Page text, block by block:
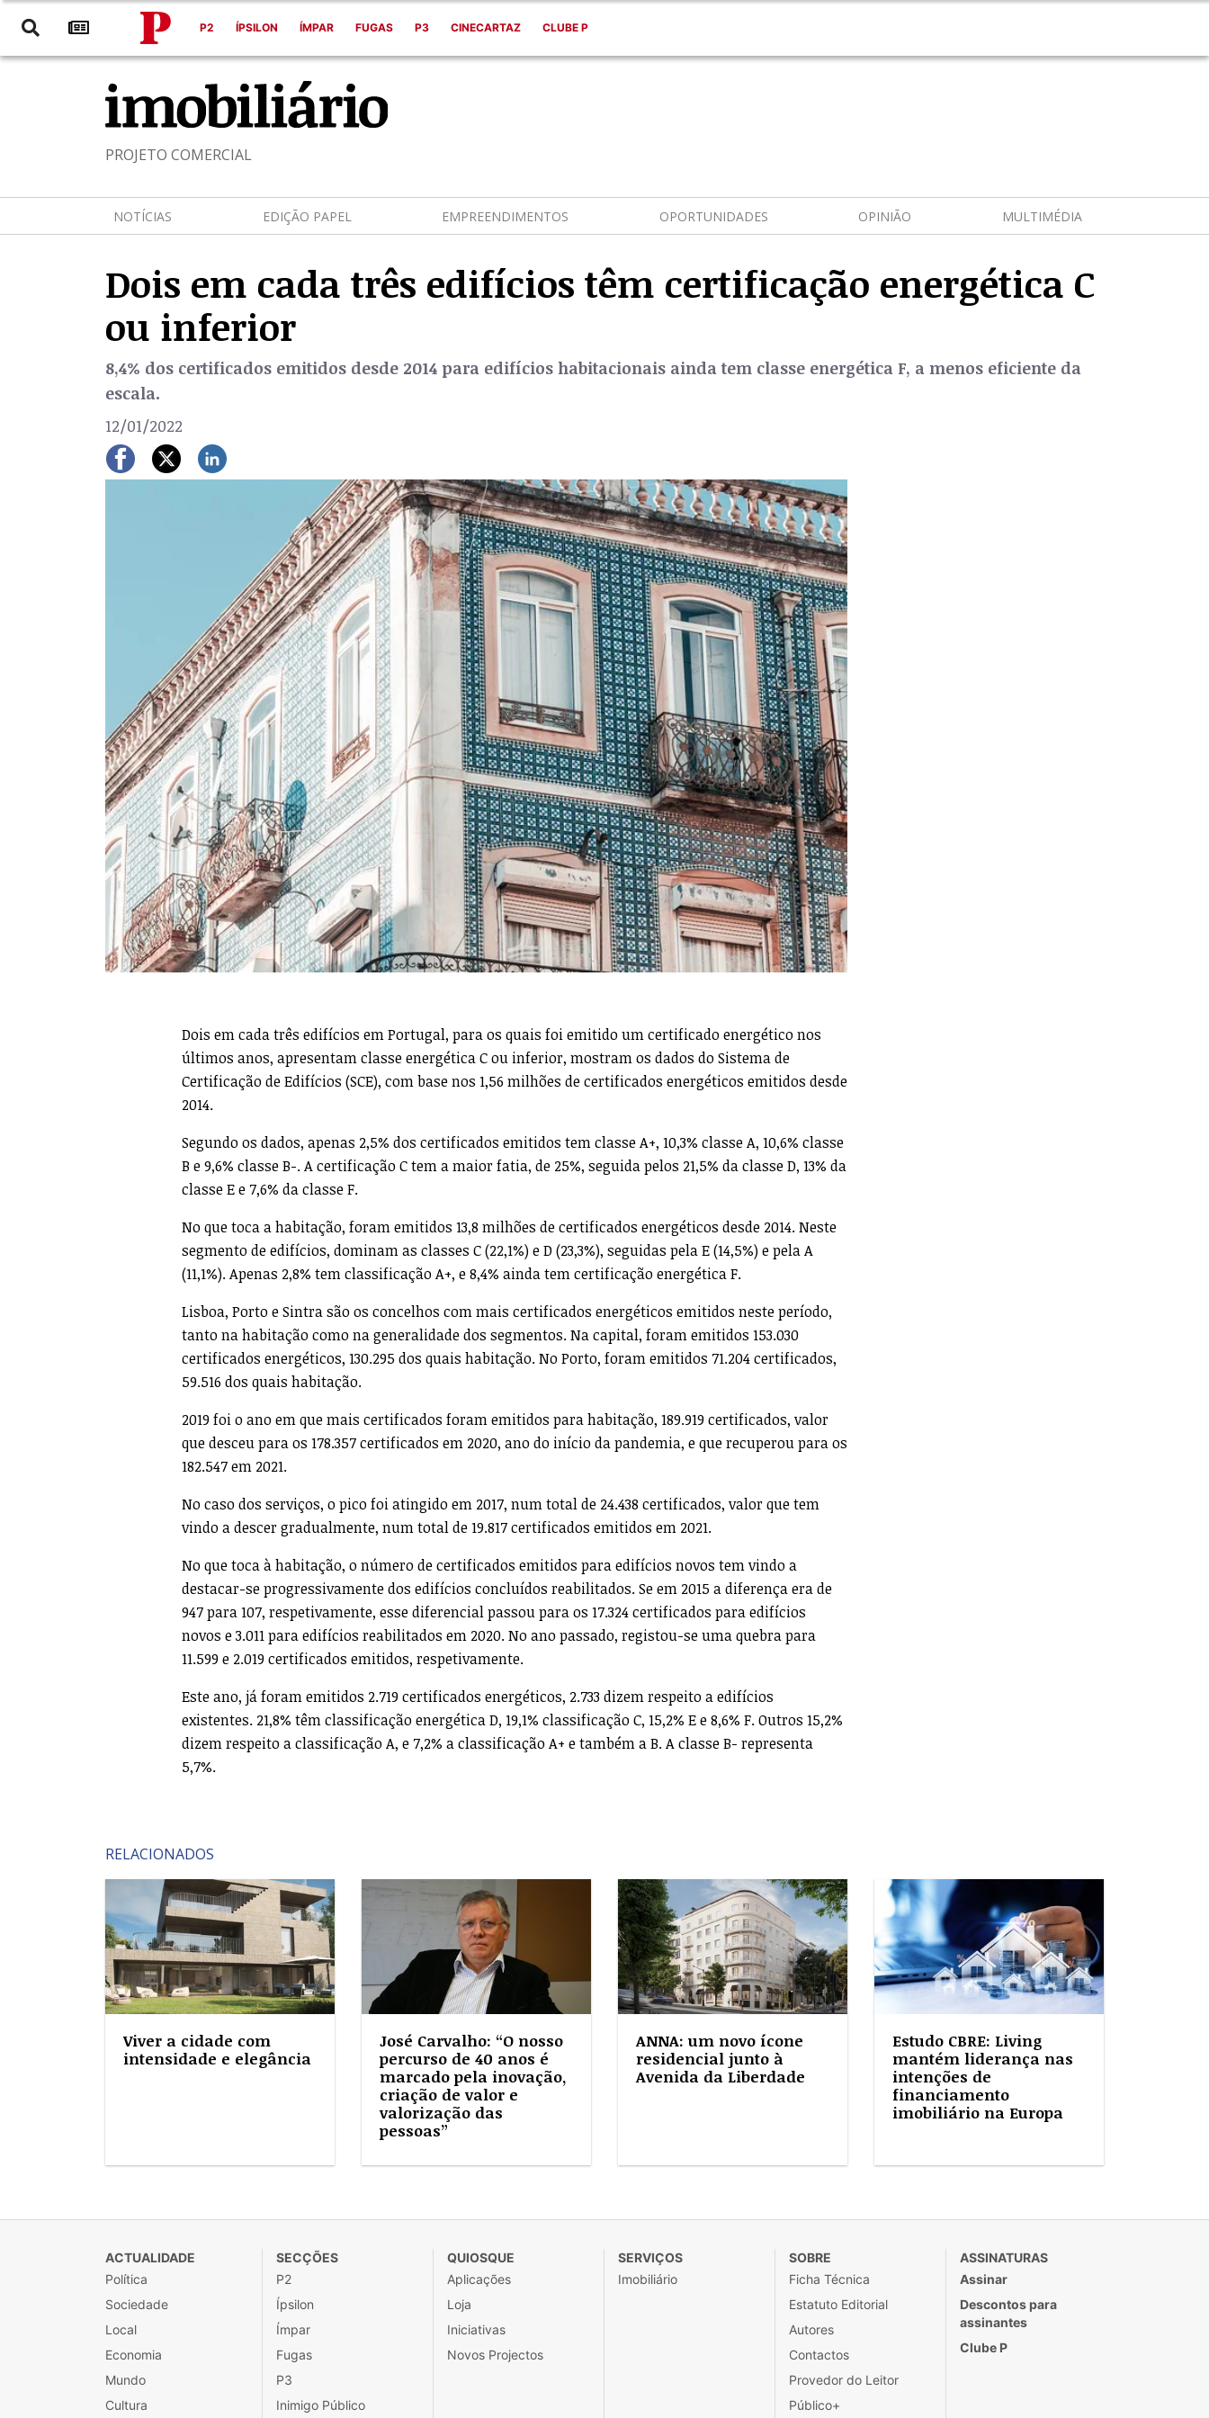
P2 ÍPSILON ÍMPAR FUGAS P3 CINECARTAZ CLUBE P
PROJETO COMERCIAL
NOTÍCIAS EDIÇÃO PAPEL EMPREENDIMENTOS OPORTUNIDADES OPINIÃO MULTIMÉDIA
Dois em cada três edifícios têm certificação energética C
ou inferior
8,4% dos certificados emitidos desde 2014 para edifícios habitacionais ainda tem classe energética F, a menos eficiente da
escala.
12/01/2022
Dois em cada três edifícios em Portugal, para os quais foi emitido um certificado energético nos
últimos anos, apresentam classe energética C ou inferior, mostram os dados do Sistema de
Certificação de Edifícios (SCE), com base nos 1,56 milhões de certificados energéticos emitidos desde
2014.
Segundo os dados, apenas 2,5% dos certificados emitidos tem classe A+, 10,3% classe A, 10,6% classe
B e 9,6% classe B-. A certificação C tem a maior fatia, de 25%, seguida pelos 21,5% da classe D, 13% da
classe E e 7,6% da classe F.
No que toca a habitação, foram emitidos 13,8 milhões de certificados energéticos desde 2014. Neste
segmento de edifícios, dominam as classes C (22,1%) e D (23,3%), seguidas pela E (14,5%) e pela A
(11,1%). Apenas 2,8% tem classificação A+, e 8,4% ainda tem certificação energética F.
Lisboa, Porto e Sintra são os concelhos com mais certificados energéticos emitidos neste período,
tanto na habitação como na generalidade dos segmentos. Na capital, foram emitidos 153.030
certificados energéticos, 130.295 dos quais habitação. No Porto, foram emitidos 71.204 certificados,
59.516 dos quais habitação.
2019 foi o ano em que mais certificados foram emitidos para habitação, 189.919 certificados, valor
que desceu para os 178.357 certificados em 2020, ano do início da pandemia, e que recuperou para os
182.547 em 2021.
No caso dos serviços, o pico foi atingido em 2017, num total de 24.438 certificados, valor que tem
vindo a descer gradualmente, num total de 19.817 certificados emitidos em 2021.
No que toca à habitação, o número de certificados emitidos para edifícios novos tem vindo a
destacar-se progressivamente dos edifícios concluídos reabilitados. Se em 2015 a diferença era de
947 para 107, respetivamente, esse diferencial passou para os 17.324 certificados para edifícios
novos e 3.011 para edifícios reabilitados em 2020. No ano passado, registou-se uma quebra para
11.599 e 2.019 certificados emitidos, respetivamente.
Este ano, já foram emitidos 2.719 certificados energéticos, 2.733 dizem respeito a edifícios
existentes. 21,8% têm classificação energética D, 19,1% classificação C, 15,2% E e 8,6% F. Outros 15,2%
dizem respeito a classificação A, e 7,2% a classificação A+ e também a B. A classe B- representa
5,7%.
RELACIONADOS
Viver a cidade com
intensidade e elegância
José Carvalho: “O nosso
percurso de 40 anos é
marcado pela inovação,
criação de valor e
valorização das
pessoas”
ANNA: um novo ícone
residencial junto à
Avenida da Liberdade
Estudo CBRE: Living
mantém liderança nas
intenções de
financiamento
imobiliário na Europa
ACTUALIDADE
Política
Sociedade
Local
Economia
Mundo
Cultura
SECÇÕES
P2
Ípsilon
Ímpar
Fugas
P3
Inimigo Público
QUIOSQUE
Aplicações
Loja
Iniciativas
Novos Projectos
SERVIÇOS
Imobiliário
SOBRE
Ficha Técnica
Estatuto Editorial
Autores
Contactos
Provedor do Leitor
Público+
ASSINATURAS
Assinar
Descontos para
assinantes
Clube P